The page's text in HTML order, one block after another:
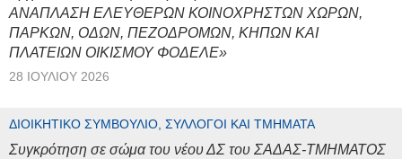
ΑΝΑΠΛΑΣΗ ΕΛΕΥΘΕΡΩΝ ΚΟΙΝΟΧΡΗΣΤΩΝ ΧΩΡΩΝ,
ΠΑΡΚΩΝ, ΟΔΩΝ, ΠΕΖΟΔΡΟΜΩΝ, ΚΗΠΩΝ ΚΑΙ
ΠΛΑΤΕΙΩΝ ΟΙΚΙΣΜΟΥ ΦΟΔΕΛΕ»
28 ΙΟΥΛΊΟΥ 2026
ΔΙΟΙΚΗΤΙΚΌ ΣΥΜΒΟΎΛΙΟ, ΣΎΛΛΟΓΟΙ ΚΑΙ ΤΜΉΜΑΤΑ
Συγκρότηση σε σώμα του νέου ΔΣ του ΣΑΔΑΣ-ΤΜΗΜΑΤΟΣ